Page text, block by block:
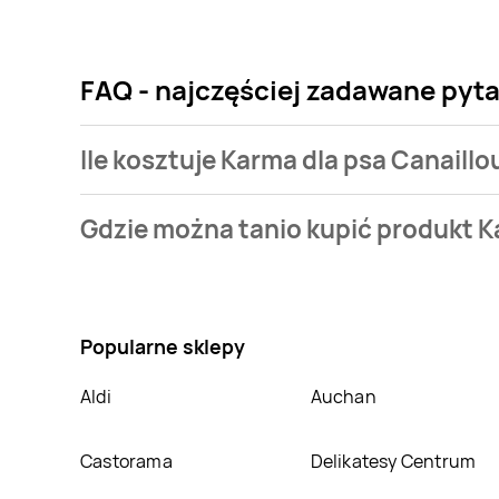
FAQ - najczęściej zadawane
Ile kosztuje Karma dla psa
jest z sieciIntermarche. Karma dla psa Canaillou
Gdzie można tanio kupić produkt
Popularne sklepy
Aldi Auchan
Castorama Delikatesy Centrum